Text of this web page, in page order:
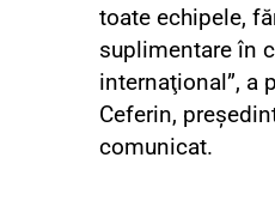
toate echipele,
suplimentare în
internaţional”, a
Ceferin,
comunicat.